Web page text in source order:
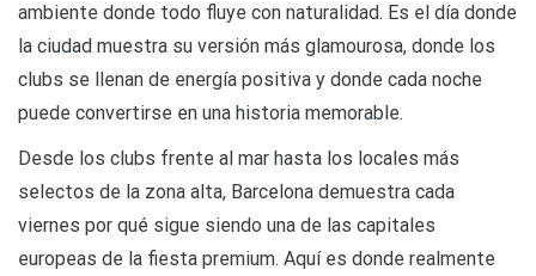
ambiente donde todo fluye con naturalidad. Es el día donde
la ciudad muestra su versión más glamourosa, donde los
clubs se llenan de energía positiva y donde cada noche
puede convertirse en una historia memorable.
Desde los clubs frente al mar hasta los locales más
selectos de la zona alta, Barcelona demuestra cada
viernes por qué sigue siendo una de las capitales
europeas de la fiesta premium. Aquí es donde realmente